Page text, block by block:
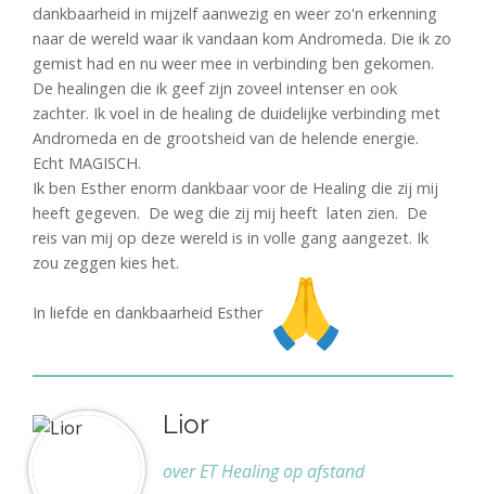
dankbaarheid in mijzelf aanwezig en weer zo'n erkenning
naar de wereld waar ik vandaan kom Andromeda. Die ik zo
gemist had en nu weer mee in verbinding ben gekomen.
De healingen die ik geef zijn zoveel intenser en ook
zachter. Ik voel in de healing de duidelijke verbinding met
Andromeda en de grootsheid van de helende energie.
Echt MAGISCH.
Ik ben Esther enorm dankbaar voor de Healing die zij mij
heeft gegeven. De weg die zij mij heeft laten zien. De
reis van mij op deze wereld is in volle gang aangezet. Ik
zou zeggen kies het.
In liefde en dankbaarheid Esther
Lior
over ET Healing op afstand